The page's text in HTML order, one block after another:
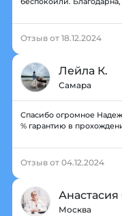
Отзыв от 18.12.2024
Лейла К.
Самара
Спасибо огромное
% гарантию в
Отзыв от 04.12.2024
Анастасия
Москва